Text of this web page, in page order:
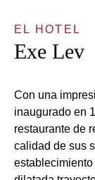
EL HOTEL
Exe Lev
Con una
inaugurado en
restaurante de
calidad de sus